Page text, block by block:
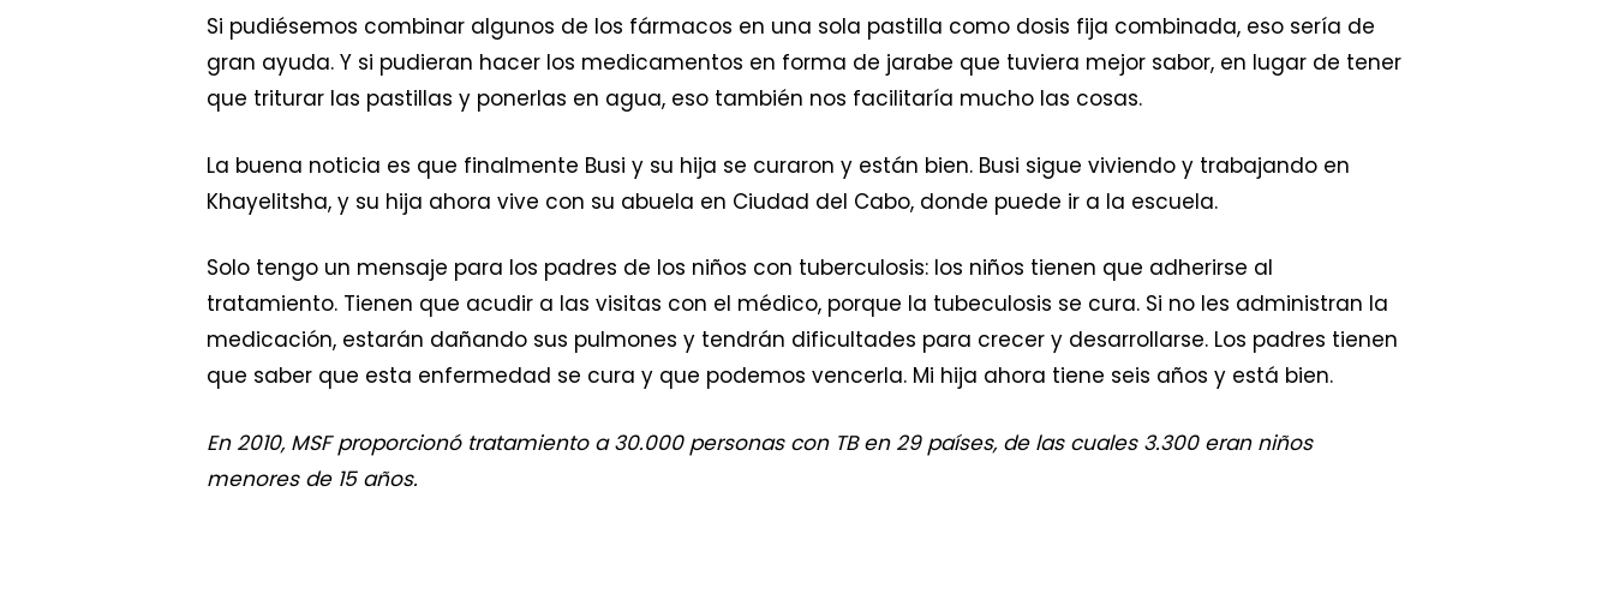
Si pudiésemos combinar algunos de los fármacos en una sola pastilla como dosis fija combinada, eso sería de
gran ayuda. Y si pudieran hacer los medicamentos en forma de jarabe que tuviera mejor sabor, en lugar de tener
que triturar las pastillas y ponerlas en agua, eso también nos facilitaría mucho las cosas.
La buena noticia es que finalmente Busi y su hija se curaron y están bien. Busi sigue viviendo y trabajando en
Khayelitsha, y su hija ahora vive con su abuela en Ciudad del Cabo, donde puede ir a la escuela.
Solo tengo un mensaje para los padres de los niños con tuberculosis: los niños tienen que adherirse al
tratamiento. Tienen que acudir a las visitas con el médico, porque la tubeculosis se cura. Si no les administran la
medicación, estarán dañando sus pulmones y tendrán dificultades para crecer y desarrollarse. Los padres tienen
que saber que esta enfermedad se cura y que podemos vencerla. Mi hija ahora tiene seis años y está bien.
En 2010, MSF proporcionó tratamiento a 30.000 personas con TB en 29 países, de las cuales 3.300 eran niños
menores de 15 años.